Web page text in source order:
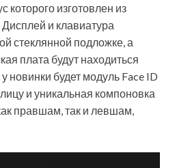
которого изготовлен из
Дисплей и клавиатура
стеклянной подложке, а
плата будут находиться
новинки будет модуль Face ID
и уникальная компоновка
правшам, так и левшам,